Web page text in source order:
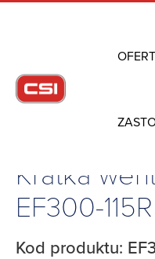
Kratka
EF300-
Kod produktu: